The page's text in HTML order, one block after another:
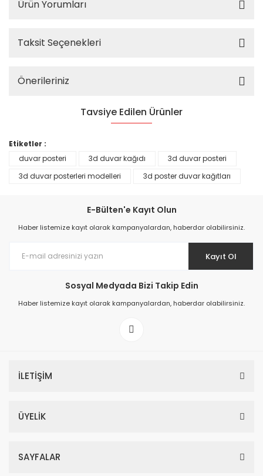
Ürün Yorumları
Taksit Seçenekleri
Önerileriniz
Tavsiye Edilen Ürünler
Etiketler :
duvar posteri
3d duvar kağıdı
3d duvar posteri
3d duvar posterleri modelleri
3d poster duvar kağıtları
E-Bülten'e Kayıt Olun
Haber listemize kayıt olarak kampanyalardan, haberdar olabilirsiniz.
Kayıt Ol
Sosyal Medyada Bizi Takip Edin
Haber listemize kayıt olarak kampanyalardan, haberdar olabilirsiniz.
İLETİŞİM
ÜYELİK
SAYFALAR